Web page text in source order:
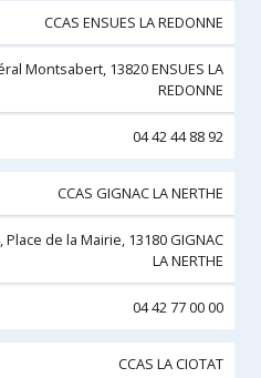
CCAS ENSUES LA REDONNE
Montsabert, 13820 ENSUES LA
REDONNE
04 42 44 88 92
CCAS GIGNAC LA NERTHE
de la Mairie, 13180 GIGNAC
LA NERTHE
04 42 77 00 00
CCAS LA CIOTAT